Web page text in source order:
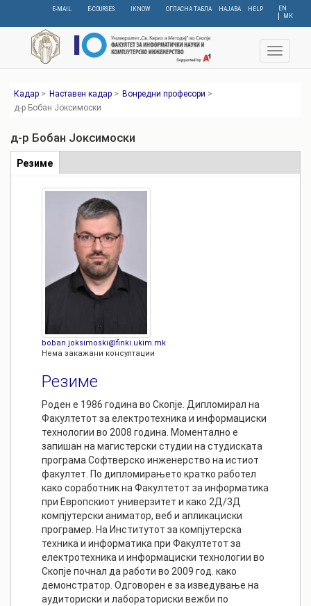
content
EN
МК
E-MAIL E-COURSES IKNOW ОГЛАСНА ТАБЛА НАЈАВА HELP
Toggle
Кадар > Наставен кадар > Вонредни професори >
д-р Бобан Јоксимоски
д-р Бобан Јоксимоски
Табови
Резиме
tab)
boban.joksimoski@finki.ukim.mk
Нема закажани консултации
Резиме
Роден е 1986 година во Скопје. Дипломирал на
Факултетот за електротехника и информациски
технологии во 2008 година. Моментално е
запишан на магистерски студии на студиската
програма Софтверско инженерство на истиот
факултет. По дипломирањето кратко работел
како соработник на Факултетот за информатика
при Европскиот универзитет и како 2Д/3Д
компјутерски аниматор, веб и апликациски
програмер. На Институтот за компјутерска
техника и информатика при Факултетот за
електротехника и информациски технологии во
Скопје почнал да работи во 2009 год. како
демонстратор. Одговорен е за изведување на
аудиториски и лабораториски вежби по